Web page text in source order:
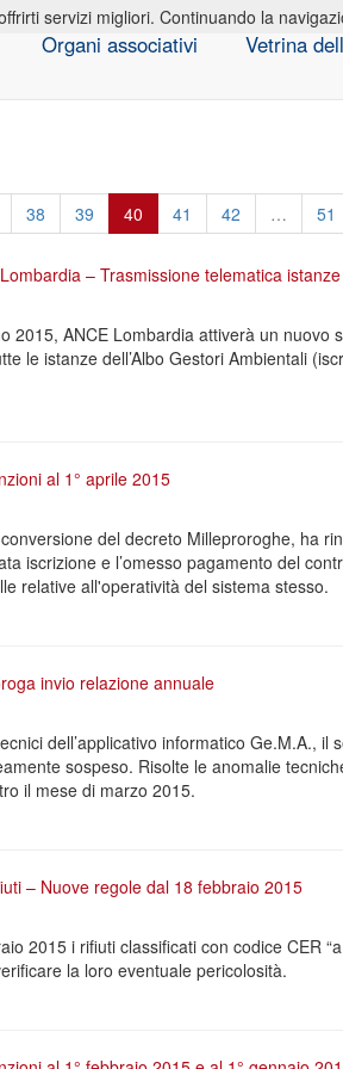
Organi associativi Vetrina
38 39 40 41 42 … 51
– Trasmissione telematica
2015, ANCE Lombardia attiverà un
le istanze dell’Albo Gestori Ambientali
al 1° aprile 2015
del decreto Milleproroghe, ha
iscrizione e l’omesso pagamento del
relative all'operatività del sistema stesso.
invio relazione annuale
dell’applicativo informatico Ge.M.A., il
sospeso. Risolte le anomalie
il mese di marzo 2015.
– Nuove regole dal 18 febbraio 2015
2015 i rifiuti classificati con codice CER
la loro eventuale pericolosità.
servizi migliori. Continuando la